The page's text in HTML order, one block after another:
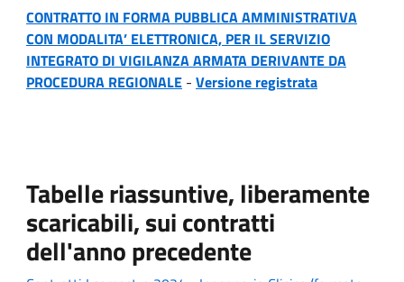
CONTRATTO IN FORMA PUBBLICA AMMINISTRATIVA
CON MODALITA’ ELETTRONICA, PER IL SERVIZIO
INTEGRATO DI VIGILANZA ARMATA DERIVANTE DA
PROCEDURA REGIONALE - Versione registrata
Tabelle riassuntive, liberamente
scaricabili, sui contratti
dell'anno precedente